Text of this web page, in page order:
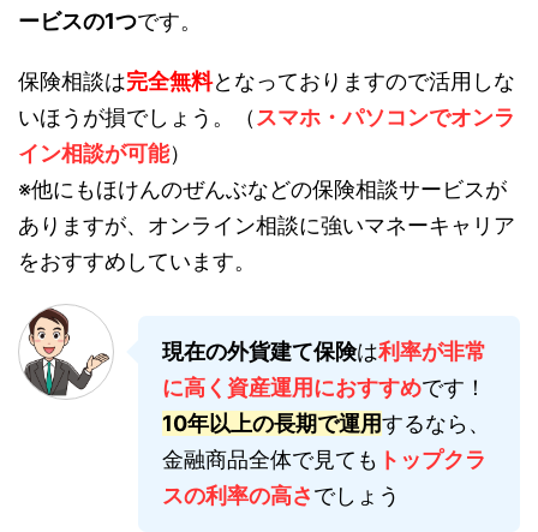
ービスの1つです。
保険相談は完全無料となっておりますので活用しな
いほうが損でしょう。（ スマホ・パソコンでオンラ
イン相談が可能）
※他にもほけんのぜんぶなどの保険相談サービスが
ありますが、オンライン相談に強いマネーキャリア
をおすすめしています。
現在の外貨建て保険は利率が非常
に高く資産運用におすすめです！
10年以上の長期で運用するなら、
金融商品全体で見ても トップクラ
スの利率の高さでしょう